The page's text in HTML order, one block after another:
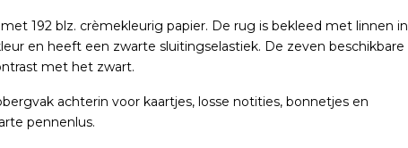
192 blz. crèmekleurig papier. De rug is bekleed met linnen in
en heeft een zwarte sluitingselastiek. De zeven beschikbare
met het zwart.
achterin voor kaartjes, losse notities, bonnetjes en
pennenlus.